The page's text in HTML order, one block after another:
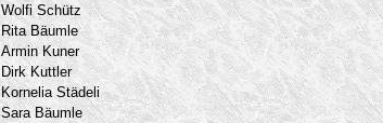
Wolfi Schütz
Rita Bäumle
Armin Kuner
Dirk Kuttler
Kornelia Städeli
Sara Bäumle